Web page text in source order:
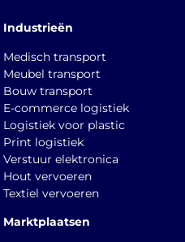
Industrieën
Medisch transport
Meubel transport
Bouw transport
E-commerce logistiek
Logistiek voor plastic
Print logistiek
Verstuur elektronica
Hout vervoeren
Textiel vervoeren
Marktplaatsen